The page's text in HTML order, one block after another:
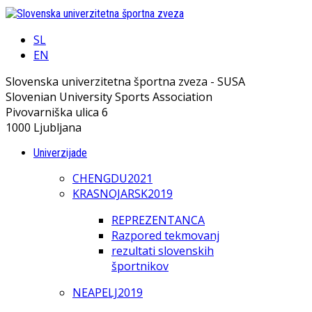
SL
EN
Slovenska univerzitetna športna zveza - SUSA
Slovenian University Sports Association
Pivovarniška ulica 6
1000 Ljubljana
Univerzijade
CHENGDU2021
KRASNOJARSK2019
REPREZENTANCA
Razpored tekmovanj
rezultati slovenskih
športnikov
NEAPELJ2019